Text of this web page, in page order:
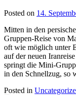
Posted on 14.
Mitten in den
Gruppen-Reise von
oft wie möglich unter
auf der neuen
springt die Mini-
in den Schnellzug, so
Posted in